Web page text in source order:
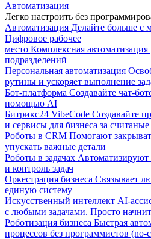
Автоматизация
Легко настроить без
Автоматизация Делайте больше с
Цифровое рабочее
место Комплексная автоматизация
подразделений
Персональная автоматизация
рутины и ускоряет выполнение
Бот-платформа Создавайте чат-
помощью AI
Битрикс24 VibeCode Создавайте
и сервисы для бизнеса за
Роботы в CRM Помогают
упускать важные детали
Роботы в задачах Автоматизируют
и контроль задач
Оркестрация бизнеса Связывает
единую систему
Искусственный интеллект AI-
с любыми задачами. Просто
Роботизация бизнеса Быстрая
процессов без программистов (no-